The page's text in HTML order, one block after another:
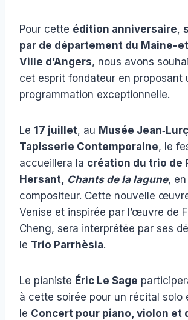
Pour cette édition anniversaire,
par de département du Maine-
Ville d’Angers, nous avons
cet esprit fondateur en proposant
programmation exceptionnelle.
Le 17 juillet, au Musée
Tapisserie Contemporaine, le
accueillera la création du trio de
Hersant, Chants de la lagune,
compositeur. Cette nouvelle
Venise et inspirée par l’œuvre de
Cheng, sera interprétée par ses
le Trio Parrhèsia.
Le pianiste Éric Le Sage
à cette soirée pour un récital solo
le Concert pour piano, violon et